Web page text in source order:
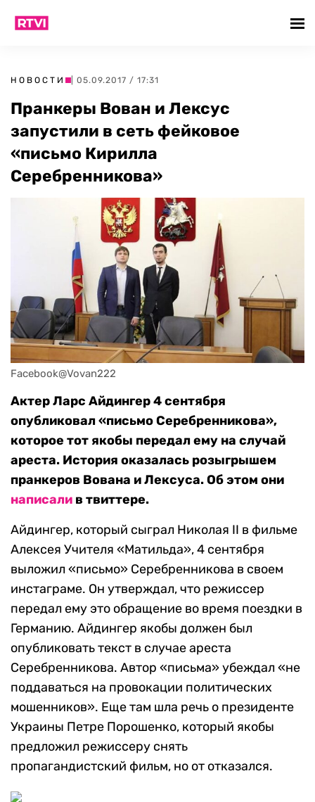
НОВОСТИ | 05.09.2017 / 17:31
Пранкеры Вован и Лексус
запустили в сеть фейковое
«письмо Кирилла
Серебренникова»
Facebook@Vovan222
Актер Ларс Айдингер 4 сентября
опубликовал «письмо Серебренникова»,
которое тот якобы передал ему на случай
ареста. История оказалась розыгрышем
пранкеров Вована и Лексуса. Об этом они
написали в твиттере.
Айдингер, который сыграл Николая II в фильме
Алексея Учителя «Матильда», 4 сентября
выложил «письмо» Серебренникова в своем
инстаграме. Он утверждал, что режиссер
передал ему это обращение во время поездки в
Германию. Айдингер якобы должен был
опубликовать текст в случае ареста
Серебренникова. Автор «письма» убеждал «не
поддаваться на провокации политических
мошенников». Еще там шла речь о президенте
Украины Петре Порошенко, который якобы
предложил режиссеру снять
пропагандистский фильм, но от отказался.